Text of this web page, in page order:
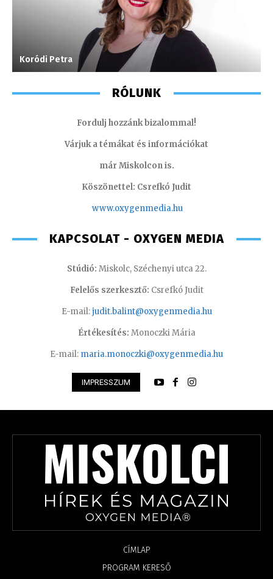
Koródi Petra
RÓLUNK
Fordulj hozzánk bizalommal!
Várjuk a témákat és információkat
már Miskolcon is.
Köszönettel: Csrefkó Judit
www.oxygenmedia.hu
KAPCSOLAT - OXYGEN MEDIA
Stúdió: Miskolc, Széchenyi utca 22.
Felelős szerkesztő: Csrefkó Judit
E-mail:judit.balint@oxygenmedia.hu
Értékesítés: Monoczki Mária
E-mail: maria.monoczki@oxygenmedia.hu
IMPRESSZUM
CÍMLAP
PROGRAM KERESŐ